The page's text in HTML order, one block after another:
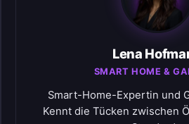
Lena
SMART HOME &
Smart-Home-Expertin und
Kennt die Tücken zwischen